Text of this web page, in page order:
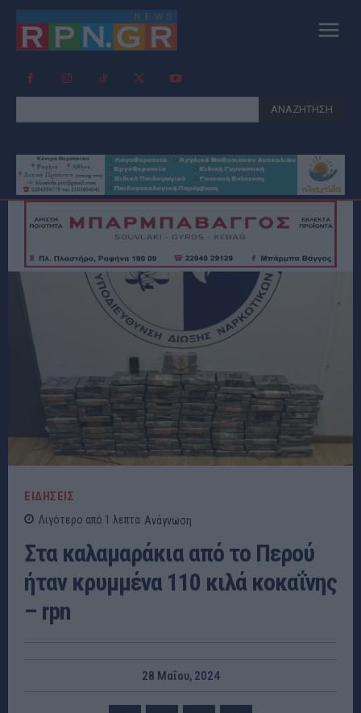
ΑΝΑΖΗΤΗΣΗ
ΕΙΔΗΣΕΙΣ
Λιγότερο από 1 λεπτα Ανάγνωση
Στα καλαμαράκια από το Περού
ήταν κρυμμένα 110 κιλά κοκαΐνης
– rpn
28 Μαΐου, 2024